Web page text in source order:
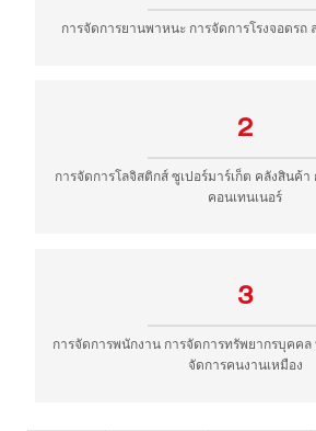
การจัดการยานพาหนะ การจัดการโรงจอดรถ
2
การจัดการโลจิสติกส์ ซูเปอร์มาร์เก็ต คลังสินค้
คอนเทนเนอร์
3
การจัดการพนักงาน การจัดการทรัพยากรบุคค
จัดการคนงานเหมือง